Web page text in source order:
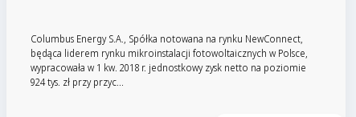
Columbus Energy S.A., Spółka notowana na rynku NewConnect,
będąca liderem rynku mikroinstalacji fotowoltaicznych w Polsce,
wypracowała w 1 kw. 2018 r. jednostkowy zysk netto na poziomie
924 tys. zł przy przyc...